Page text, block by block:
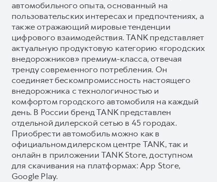
автомобильного опыта, основанный на
пользовательских интересах и предпочтениях, а
также отражающий мировые тенденции
цифрового взаимодействия. TANK представляет
актуальную продуктовую категорию «городских
внедорожников» премиум-класса, отвечая
тренду современного потребления. Он
соединяет бескомпромиссность настоящего
внедорожника с технологичностью и
комфортом городского автомобиля на каждый
день. В России бренд TANK представлен
отдельной дилерской сетью в 45 городах.
Приобрести автомобиль можно как в
официальном дилерском центре TANK, так и
онлайн в приложении TANK Store, доступном
для скачивания на платформах: App Store,
Google Play.